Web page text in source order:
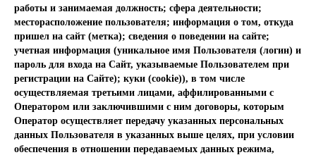
работы и занимаемая должность; сфера деятельности;
месторасположение пользователя; информация о том, откуда
пришел на сайт (метка); сведения о поведении на сайте;
учетная информация (уникальное имя Пользователя (логин) и
пароль для входа на Сайт, указываемые Пользователем при
регистрации на Сайте); куки (cookie)), в том числе
осуществляемая третьими лицами, аффилированными с
Оператором или заключившими с ним договоры, которым
Оператор осуществляет передачу указанных персональных
данных Пользователя в указанных выше целях, при условии
обеспечения в отношении передаваемых данных режима,